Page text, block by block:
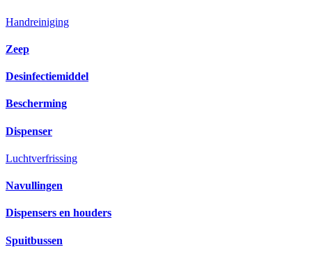
Handreiniging
Zeep
Desinfectiemiddel
Bescherming
Dispenser
Luchtverfrissing
Navullingen
Dispensers en houders
Spuitbussen